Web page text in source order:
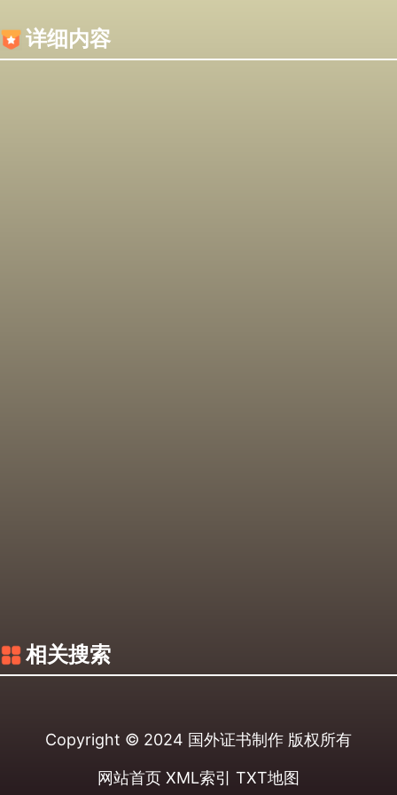
详细内容
相关搜索
Copyright © 2024 国外证书制作 版权所有
网站首页 XML索引 TXT地图